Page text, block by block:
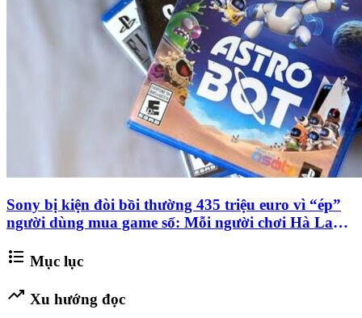
Sony bị kiện đòi bồi thường 435 triệu euro vì “ép”
người dùng mua game số: Mỗi người chơi Hà Lan
format_list_bulleted Mục lục
trending_up Xu hướng đọc